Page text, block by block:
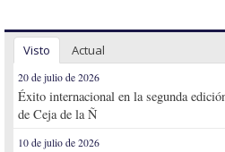
Visto Actual
20 de julio de 2026
Éxito internacional en la segunda
de Ceja de la Ñ
10 de julio de 2026